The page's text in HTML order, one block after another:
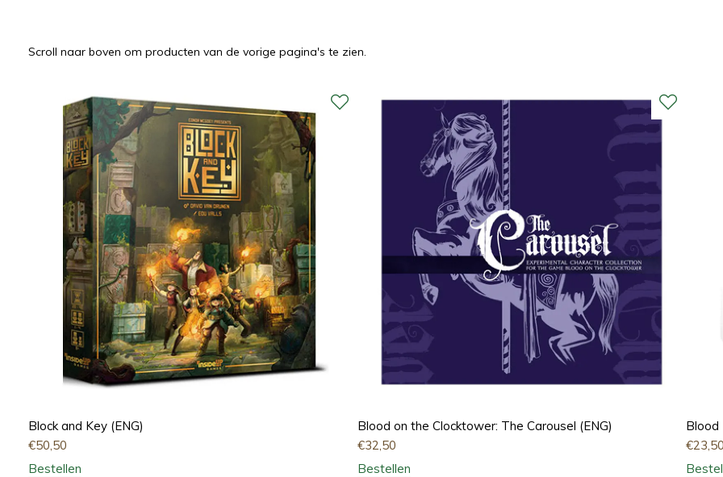
Scroll naar boven om producten van de vorige pagina's te zien.
Block and Key (ENG)
€50,50
Bestellen
Blood on the Clocktower: The Carousel (ENG)
€32,50
Bestellen
Blood
€